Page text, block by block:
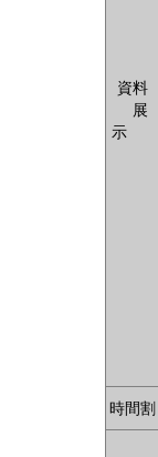
資料
展
示
時間割